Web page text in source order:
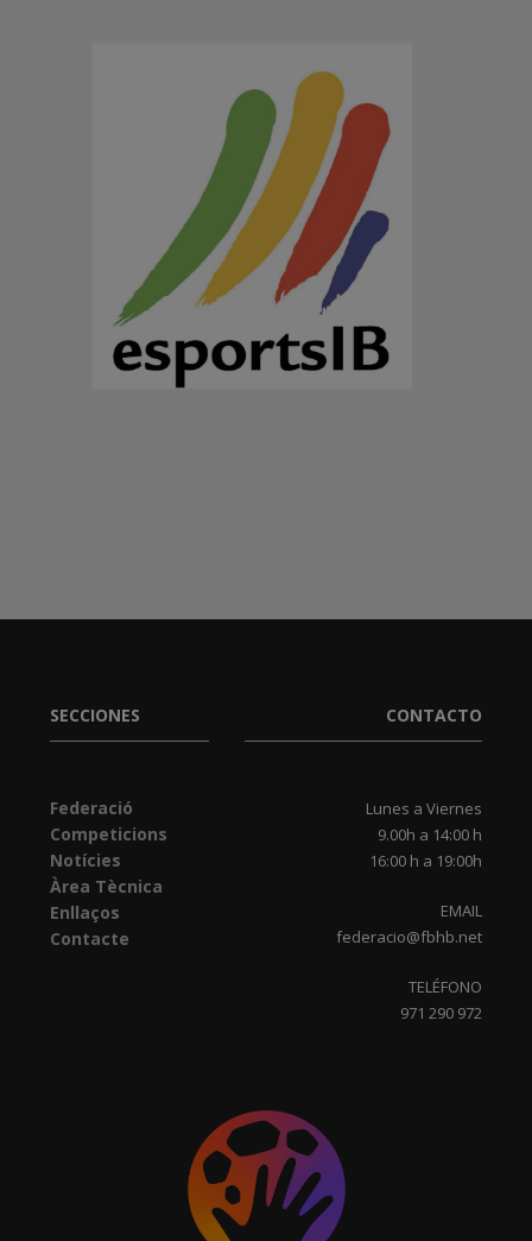
SECCIONES
Federació
Competicions
Notícies
Àrea Tècnica
Enllaços
Contacte
CONTACTO
Lunes a Viernes
9.00h a 14:00 h
16:00 h a 19:00h
EMAIL
federacio@fbhb.net
TELÉFONO
971 290 972